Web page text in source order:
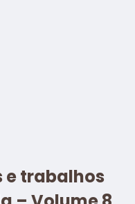
e trabalhos